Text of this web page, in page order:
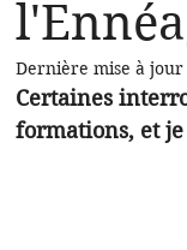
Dernière mise à jour
Certaines
formations, et